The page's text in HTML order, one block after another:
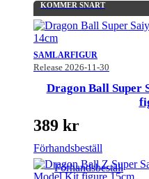
KOMMER SNART
SAMLARFIGUR
Release 2026-11-30
Dragon Ball Super
389 kr
Förhandsbeställ
Förhandsbeställ